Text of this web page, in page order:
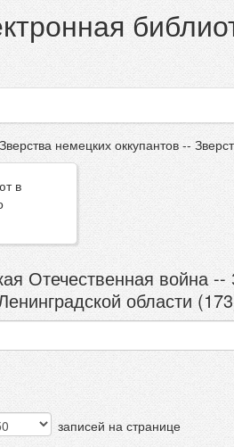
немецких оккупантов --
в
Отечественная война --
области
записей на странице